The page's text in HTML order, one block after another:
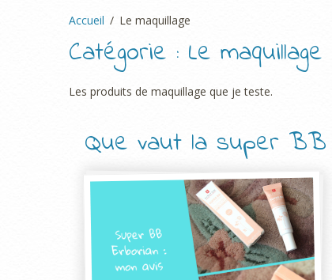
Accueil Le maquillage
Catégorie : Le maquillage
Les produits de maquillage que je teste.
Que vaut la super BB